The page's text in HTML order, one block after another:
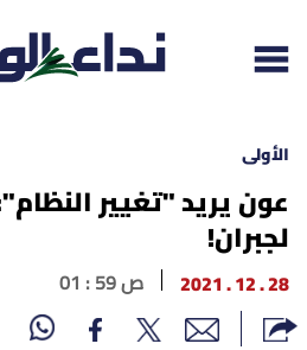
إقرأ الجريدة
لبنان
الأولى
عون يريد "تغيير
لجبران!
28 . 12 . 2021 01 : 59 ص